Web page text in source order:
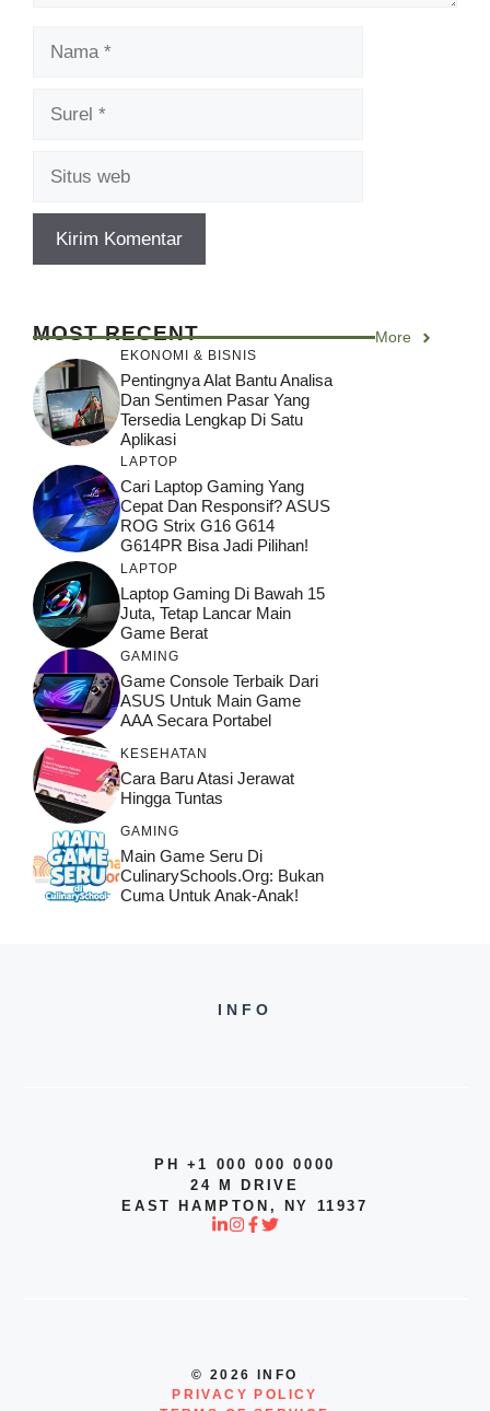
MOST RECENT More
EKONOMI & BISNIS
Pentingnya Alat Bantu Analisa
Dan Sentimen Pasar Yang
Tersedia Lengkap Di Satu
Aplikasi
LAPTOP
Cari Laptop Gaming Yang
Cepat Dan Responsif? ASUS
ROG Strix G16 G614
G614PR Bisa Jadi Pilihan!
LAPTOP
Laptop Gaming Di Bawah 15
Juta, Tetap Lancar Main
Game Berat
GAMING
Game Console Terbaik Dari
ASUS Untuk Main Game
AAA Secara Portabel
KESEHATAN
Cara Baru Atasi Jerawat
Hingga Tuntas
GAMING
Main Game Seru Di
CulinarySchools.org: Bukan
Cuma Untuk Anak-Anak!
INFO
PH +1 000 000 0000
24 M DRIVE
EAST HAMPTON, NY 11937
© 2026 INFO
PRIVACY POLICY